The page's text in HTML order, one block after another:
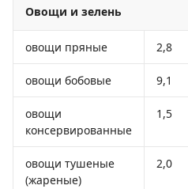
Овощи и зелень
овощи пряные 2,8
овощи бобовые 9,1
овощи
консервированные
1,5
овощи тушеные
(жареные)
2,0